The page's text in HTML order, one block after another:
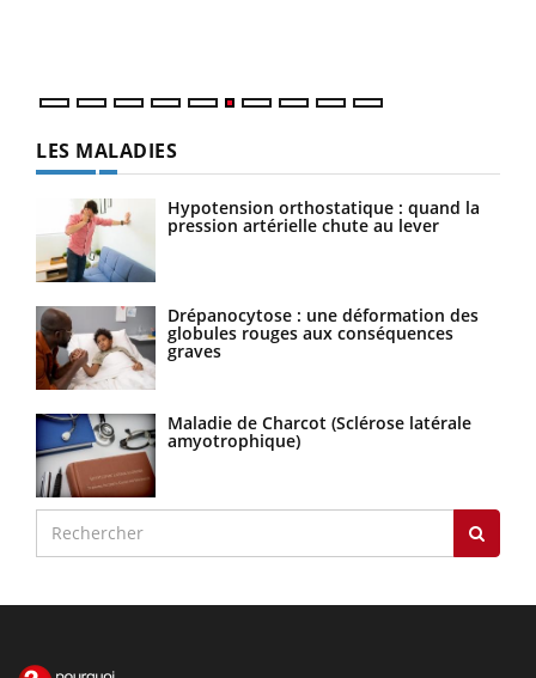
LES MALADIES
Hypotension orthostatique : quand la
pression artérielle chute au lever
Drépanocytose : une déformation des
globules rouges aux conséquences
graves
Maladie de Charcot (Sclérose latérale
amyotrophique)